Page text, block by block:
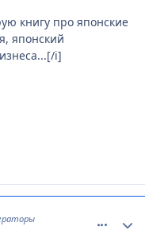
книгу про японские
японский
i]